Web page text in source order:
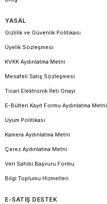
YASAL
Gizlilik ve Güvenlik Politikası
Üyelik Sözleşmesi
KVKK Aydınlatma Metni
Mesafeli Satış Sözleşmesi
Ticari Elektronik İleti Onayı
E-Bülten Kayıt Formu Aydınlatma Metni
Uyum Politikası
Kamera Aydınlatma Metni
Çerez Aydınlatma Metni
Veri Sahibi Başvuru Formu
Bilgi Toplumu Hizmetleri
E-SATIŞ DESTEK